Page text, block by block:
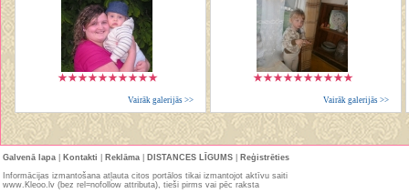
Vairāk galerijās >> Vairāk galerijās >>
Galvenā lapa Kontakti Reklāma DISTANCES LĪGUMS
Reģistrēties
Informācijas izmantošana atļauta citos portālos tikai izmantojot aktīvu saiti
www.Kleoo.lv (bez rel=nofollow attributa), tieši pirms vai pēc raksta